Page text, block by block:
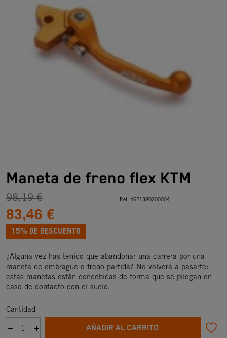
Maneta de freno flex KTM
98,19 €
83,46 €
15% DE DESCUENTO
Ref: 4621380200004
¿Alguna vez has tenido que abandonar una carrera por una
maneta de embrague o freno partida? No volverá a pasarte:
estas manetas están concebidas de forma que se pliegan en
caso de contacto con el suelo.
Cantidad
AÑADIR AL CARRITO